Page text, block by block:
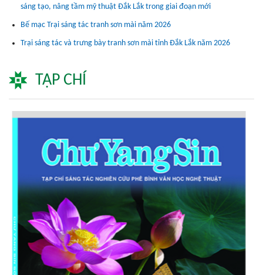
sáng tạo, nâng tầm mỹ thuật Đắk Lắk trong giai đoạn mới
Bế mạc Trại sáng tác tranh sơn mài năm 2026
Trại sáng tác và trưng bày tranh sơn mài tỉnh Đắk Lắk năm 2026
TẠP CHÍ